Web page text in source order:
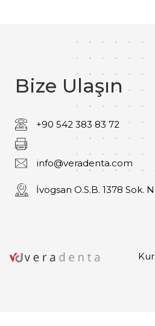
Bize Ulaşın
+90 542 383 83 72
info@veradenta.com
İvogsan O.S.B. 1378 Sok.